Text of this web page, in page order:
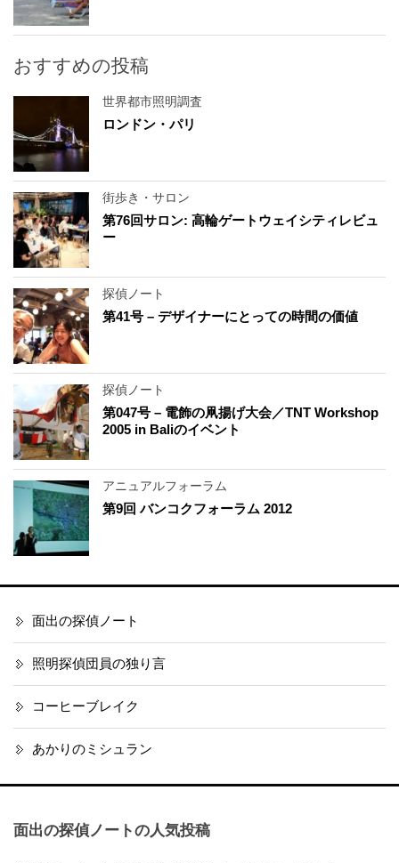
おすすめの投稿
世界都市照明調査
ロンドン・パリ
街歩き・サロン
第76回サロン: 高輪ゲートウェイシティレビュ
ー
探偵ノート
第41号 – デザイナーにとっての時間の価値
探偵ノート
第047号 – 電飾の凧揚げ大会／TNT Workshop
2005 in Baliのイベント
アニュアルフォーラム
第9回 バンコクフォーラム 2012
面出の探偵ノート
照明探偵団員の独り言
コーヒーブレイク
あかりのミシュラン
面出の探偵ノートの人気投稿